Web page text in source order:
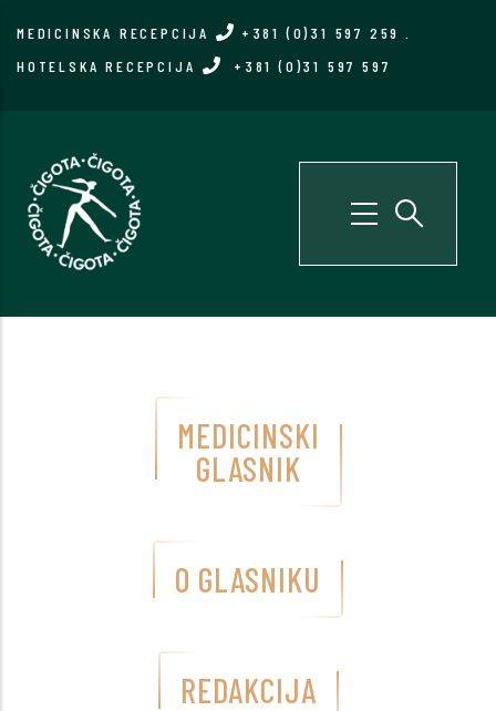
MEDICINSKA RECEPCIJA +381 (0)31 597 259
HOTELSKA RECEPCIJA
+381 (0)31 597 597
MEDICINSKI
GLASNIK
O GLASNIKU
REDAKCIJA